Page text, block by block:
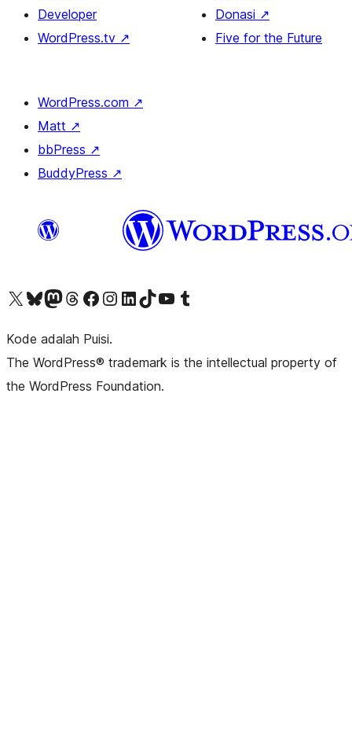
Developer
WordPress.tv ↗
Donasi ↗
Five for the Future
WordPress.com ↗
Matt ↗
bbPress ↗
BuddyPress ↗
Kunjungi akun X (sebelumnya Twitter) kamiVisit our Bluesky account
Kunjungi akun Mastodon kami
Visit our Threads account
Kunjungi halaman Facebook kamiKunjungi akun Instagram kamiKunjungi akun LinkedIn kami
Visit our TikTok account
Kunjungi channel YouTube kamiVisit our Tumblr account
Kode adalah Puisi.
The WordPress® trademark is the intellectual property of
the WordPress Foundation.